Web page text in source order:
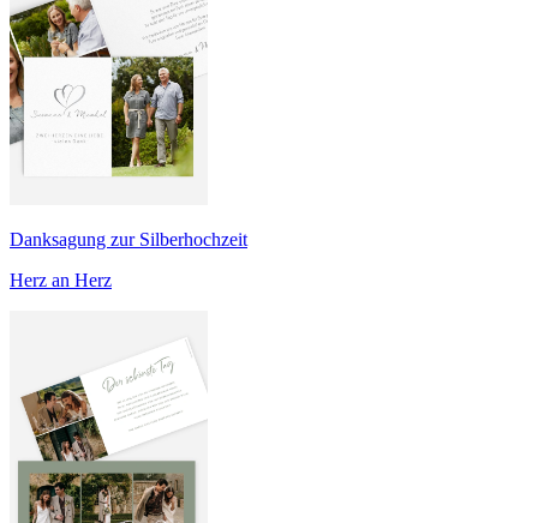
Danksagung zur Silberhochzeit
Herz an Herz